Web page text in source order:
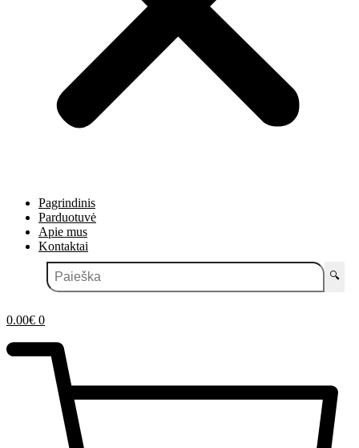
Pagrindinis
Parduotuvė
Apie mus
Kontaktai
🔍
0.00€ 0